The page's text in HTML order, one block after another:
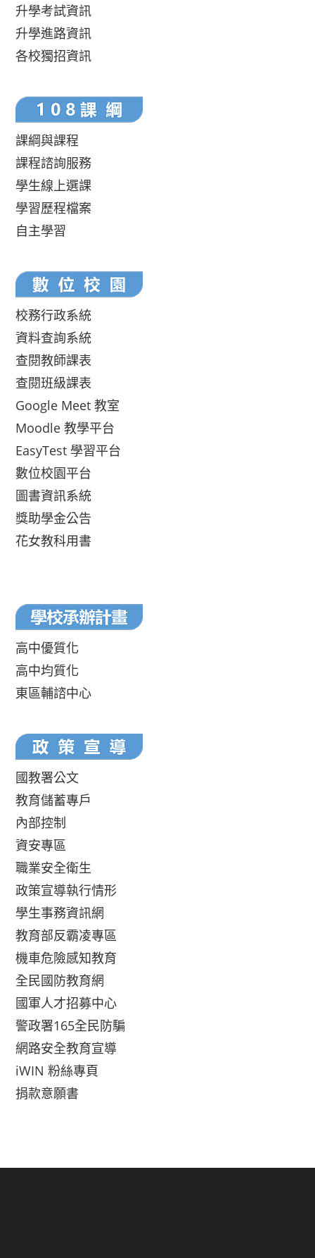
升學考試資訊
升學進路資訊
各校獨招資訊
課綱與課程
課程諮詢服務
學生線上選課
學習歷程檔案
自主學習
校務行政系統
資料查詢系統
查閱教師課表
查閱班級課表
Google Meet 教室
Moodle 教學平台
EasyTest 學習平台
數位校園平台
圖書資訊系統
獎助學金公告
花女教科用書
高中優質化
高中均質化
東區輔諮中心
國教署公文
教育儲蓄專戶
內部控制
資安專區
職業安全衛生
政策宣導執行情形
學生事務資訊網
教育部反霸凌專區
機車危險感知教育
全民國防教育網
國軍人才招募中心
警政署165全民防騙
網路安全教育宣導
iWIN 粉絲專頁
捐款意願書